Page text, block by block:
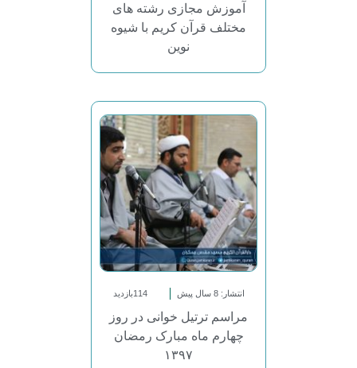
آموزش مجازی رشته های
مختلف قرآن کریم با شیوه
نوین
انتشار: 8 سال پیش 114بازدید
مراسم ترتیل خوانی در روز
چهارم ماه مبارک رمضان
۱۳۹۷